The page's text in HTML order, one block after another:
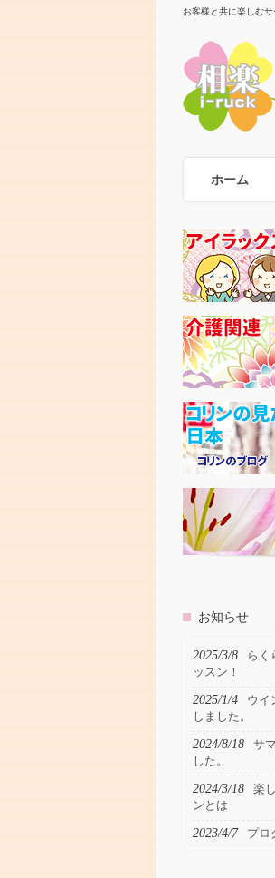
お客様と共に楽しむ
ホーム
お知らせ
2025/3/8
らく
ッスン！
2025/1/4
ウイ
しました。
2024/8/18
サ
した。
2024/3/18
楽
ンとは
2023/4/7 プロ